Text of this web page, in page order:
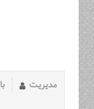
مدیریت